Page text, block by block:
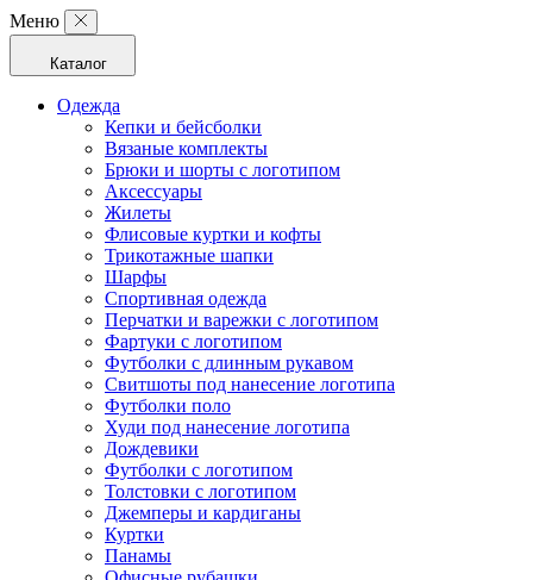
Меню
Каталог
Одежда
Кепки и бейсболки
Вязаные комплекты
Брюки и шорты с логотипом
Аксессуары
Жилеты
Флисовые куртки и кофты
Трикотажные шапки
Шарфы
Спортивная одежда
Перчатки и варежки с логотипом
Фартуки с логотипом
Футболки с длинным рукавом
Свитшоты под нанесение логотипа
Футболки поло
Худи под нанесение логотипа
Дождевики
Футболки с логотипом
Толстовки с логотипом
Джемперы и кардиганы
Куртки
Панамы